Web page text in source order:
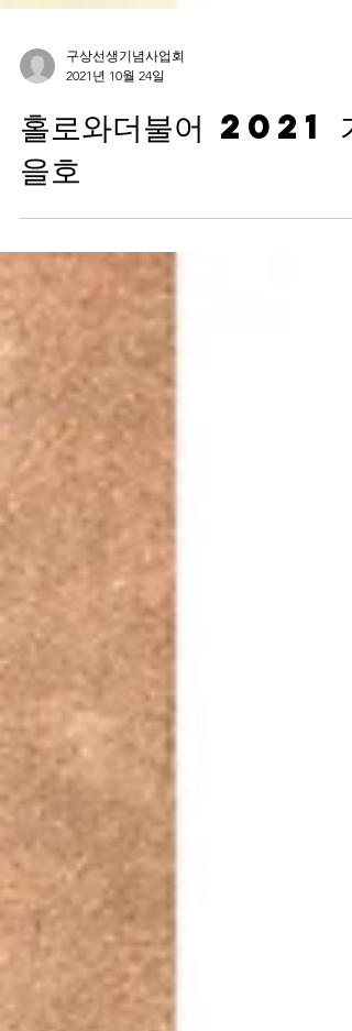
2021년 10월 24일
홀로와더불어 2021 가
을호